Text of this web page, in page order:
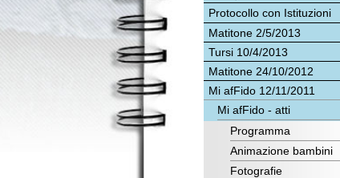
Tursi 10/4/2013
Matitone 24/10/2012
Mi afFido 12/11/2011
Mi afFido - atti
Programma
Animazione bambini
Fotografie
Le Immagini dell'Affido
Filastrocca per Codina
Pronto mamma? ...